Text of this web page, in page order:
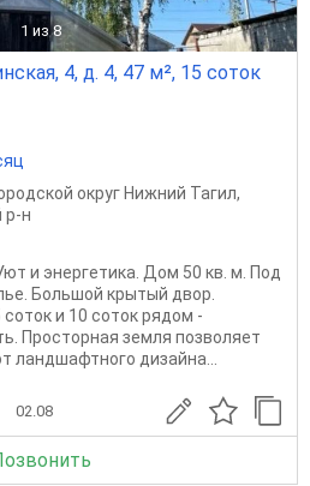
1 из 8
4, д. 4, 47 м², 15 соток
округ Нижний Тагил,
р-н
и энергетика. Дом 50 кв. м. Под
Большой крытый двор.
и 10 соток рядом -
Просторная земля позволяет
ландшафтного дизайна...
02.08